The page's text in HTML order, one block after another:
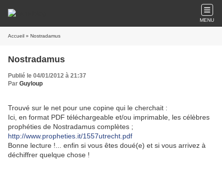
MENU
Accueil » Nostradamus
Nostradamus
Publié le 04/01/2012 à 21:37
Par Guyloup
Trouvé sur le net pour une copine qui le cherchait :
Ici, en format PDF téléchargeable et/ou imprimable, les célèbres
prophéties de Nostradamus complètes ;
http://www.propheties.it/1557utrecht.pdf
Bonne lecture !... enfin si vous êtes doué(e) et si vous arrivez à
déchiffrer quelque chose !